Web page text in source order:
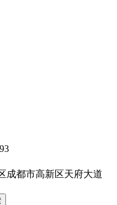
成都市高新区天府大道